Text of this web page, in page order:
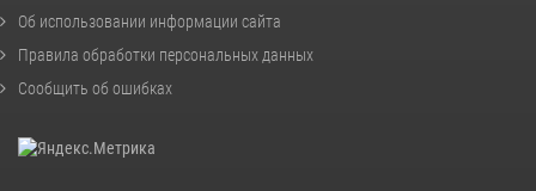
Об использовании информации сайта
Правила обработки персональных данных
Сообщить об ошибках